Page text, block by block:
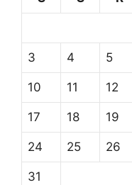
3 4 5
10 11 12
17 18 19
24 25 26
31